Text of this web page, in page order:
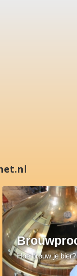
Hoe brouw je bier?